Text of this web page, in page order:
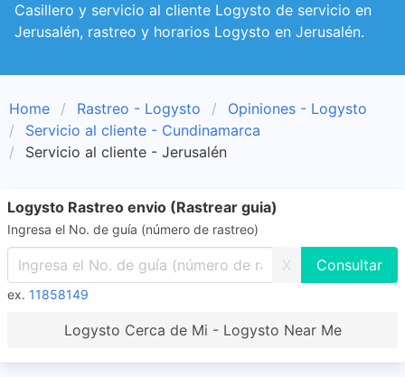
Casillero y servicio al cliente Logysto de servicio en
Jerusalén, rastreo y horarios Logysto en Jerusalén.
Home Rastreo - Logysto
Opiniones - Logysto
Servicio al cliente - Cundinamarca
Servicio al cliente - Jerusalén
Logysto Rastreo envio (Rastrear guia)
Ingresa el No. de guía (número de rastreo)
X
ex. 11858149
Logysto Cerca de Mi - Logysto Near Me